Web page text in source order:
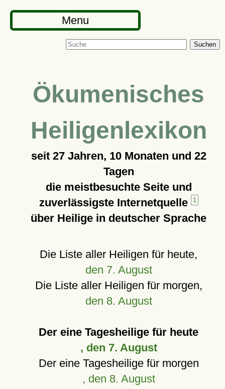
Menu
Suchen
Ökumenisches
Heiligenlexikon
seit 27 Jahren, 10 Monaten und 22
Tagen
die meistbesuchte Seite und
zuverlässigste Internetquelle
1
über Heilige in deutscher Sprache
Die Liste aller Heiligen für heute,
den 7. August
Die Liste aller Heiligen für morgen,
den 8. August
Der eine Tagesheilige für heute
, den 7. August
Der eine Tagesheilige für morgen
, den 8. August